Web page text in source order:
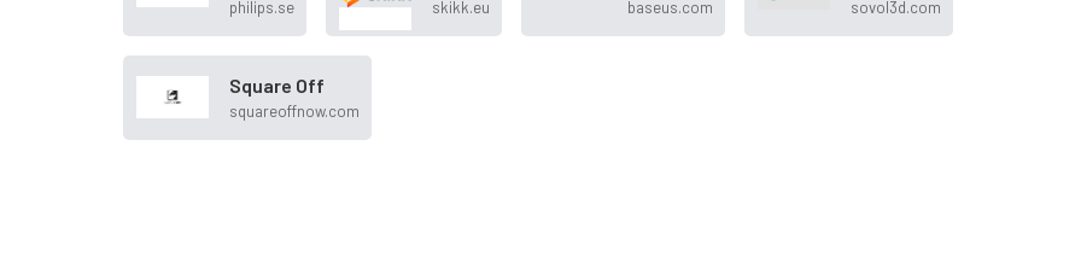
philips.se skikk.eu baseus.com sovol3d.com
Square Off
squareoffnow.com